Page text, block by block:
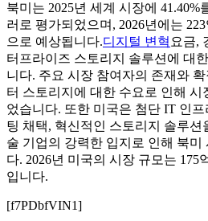
북미는 2025년 세계 시장에 41.40%
러로 평가되었으며, 2026년에는
으로 예상됩니다.디지털 변혁 요금,
터프라이즈 스토리지 솔루션에 대
니다. 주요 시장 참여자의 존재와
터 스토리지에 대한 수요로 인해 시
었습니다. 또한 미국은 첨단 IT 인
팅 채택, 혁신적인 스토리지 솔루션
술 기업의 강력한 입지로 인해 북미
다. 2026년 미국의 시장 규모는 175
입니다.
[f7PDbfVIN1]